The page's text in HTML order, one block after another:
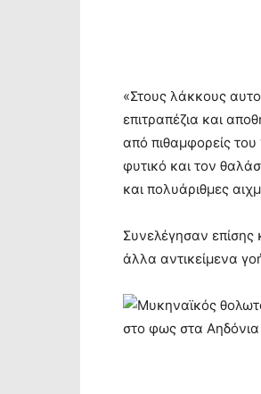
«Στους λάκκους
επιτραπέζια και
από πιθαμφορείς
φυτικό και τον
και πολυάριθμες
Συνελέγησαν επίσης
άλλα αντικείμενα